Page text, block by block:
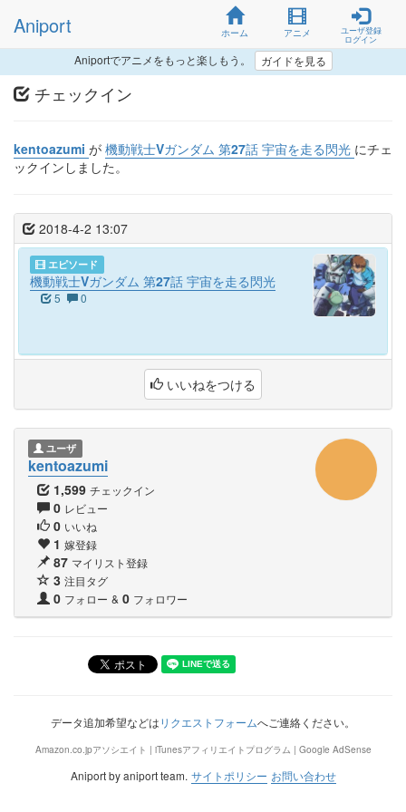
Aniport ホーム アニメ
ユーザ登録
ログイン
Aniportでアニメをもっと楽しもう。 ガイドを見る
チェックイン
kentoazumi が 機動戦士Vガンダム 第27話 宇宙を走る閃光 にチェ
ックインしました。
2018-4-2 13:07
エピソード
機動戦士Vガンダム 第27話 宇宙を走る閃光
5 0
いいねをつける
ユーザ
kentoazumi
1,599 チェックイン
0 レビュー
0 いいね
1 嫁登録
87 マイリスト登録
3 注目タグ
0 フォロー & 0 フォロワー
データ追加希望などはリクエストフォームへご連絡ください。
Amazon.co.jpアソシエイト | iTunesアフィリエイトプログラム | Google AdSense
Aniport by aniport team. サイトポリシー お問い合わせ